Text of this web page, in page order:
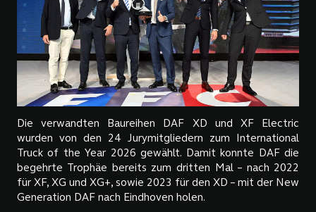
Die verwandten Baureihen DAF XD und XF Electric
wurden von den 24 Jurymitgliedern zum International
Truck of the Year 2026 gewählt. Damit konnte DAF die
begehrte Trophäe bereits zum dritten Mal – nach 2022
für XF, XG und XG+, sowie 2023 für den XD – mit der New
Generation DAF nach Eindhoven holen.